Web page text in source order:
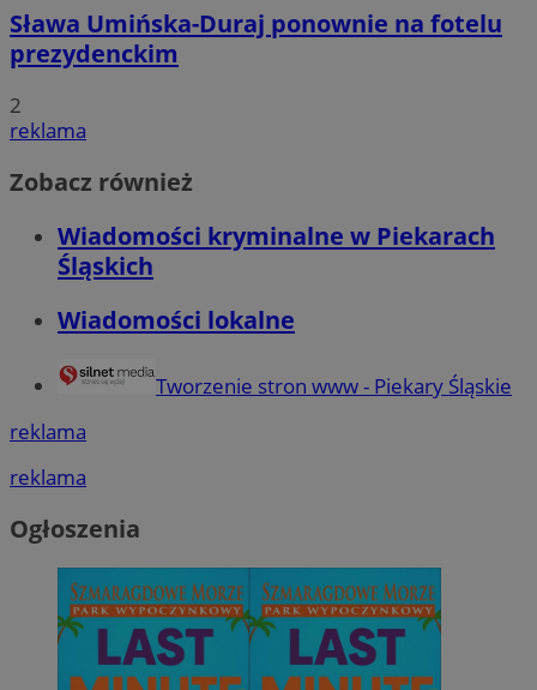
Sława Umińska-Duraj ponownie na fotelu
prezydenckim
2
reklama
Zobacz również
Wiadomości kryminalne w Piekarach
Śląskich
Wiadomości lokalne
Tworzenie stron www - Piekary Śląskie
reklama
reklama
Ogłoszenia